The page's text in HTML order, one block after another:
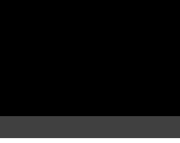
nach: